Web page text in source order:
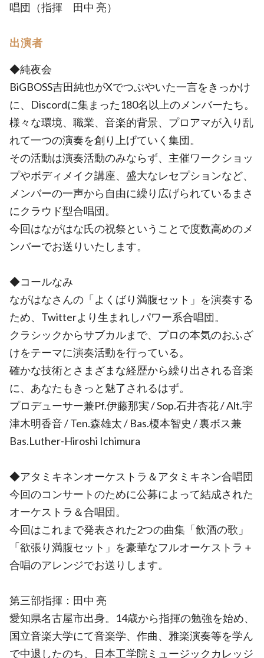
唱団（指揮 田中 亮）
出演者
◆純夜会
BiGBOSS吉田純也がXでつぶやいた一言をきっかけ
に、Discordに集まった180名以上のメンバーたち。
様々な環境、職業、音楽的背景、プロアマが入り乱
れて一つの演奏を創り上げていく集団。
その活動は演奏活動のみならず、主催ワークショッ
プやボディメイク講座、盛大なレセプションなど、
メンバーの一声から自由に繰り広げられているまさ
にクラウド型合唱団。
今回はながはな氏の祝祭ということで度数高めのメ
ンバーでお送りいたします。
◆コールなみ
ながはなさんの「よくばり満腹セット」を演奏する
ため、Twitterより生まれしパワー系合唱団。
クラシックからサブカルまで、プロの本気のおふざ
けをテーマに演奏活動を行っている。
確かな技術とさまざまな経歴から繰り出される音楽
に、あなたもきっと魅了されるはず。
プロデューサー兼Pf.伊藤那実 / Sop.石井杏花 / Alt.宇
津木明香音 / Ten.森雄太 / Bas.榎本智史 / 裏ボス兼
Bas.Luther-Hiroshi Ichimura
◆アタミキネンオーケストラ＆アタミキネン合唱団
今回のコンサートのために公募によって結成された
オーケストラ＆合唱団。
今回はこれまで発表された2つの曲集「飲酒の歌」
「欲張り満腹セット」を豪華なフルオーケストラ＋
合唱のアレンジでお送りします。
第三部指揮：田中 亮
愛知県名古屋市出身。14歳から指揮の勉強を始め、
国立音楽大学にて音楽学、作曲、雅楽演奏等を学ん
で中退したのち、日本工学院ミュージックカレッジ